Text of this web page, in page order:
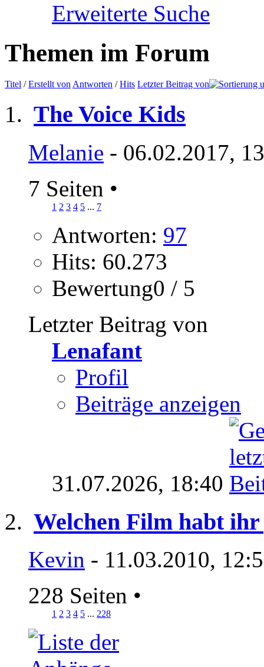
Erweiterte Suche
Themen im Forum
Titel /Erstellt von Antworten /Hits Letzter Beitrag von
The Voice Kids
Melanie - 06.02.2017,
7 Seiten •
1 2 3 4 5 ... 7
Antworten: 97
Hits: 60.273
Bewertung0 / 5
Letzter Beitrag von
Lenafant
Profil
Beiträge anzeigen
31.07.2026, 18:40
Welchen Film habt ihr
Kevin - 11.03.2010,
228 Seiten •
1 2 3 4 5 ... 228